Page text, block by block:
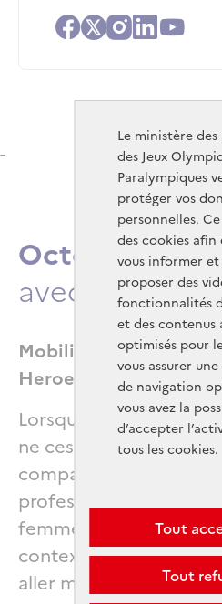
Le ministère
des Jeux
Paralympiques
protéger vos
personnelles.
des cookies afin
vous informer et
proposer des
fonctionnalités
et des contenus
optimisés pour
vous assurer
de navigation
vous avez la
d’accepter
tous les cookies.
Tout
Tout
Facebook
X Instagram
Linkedin
-
Titre
Octobre Rose
avec United
Texte riche
Mobilisez vos équipes
Heroes et RoseUp
Lorsque l’on est
ne cesse pas pour
compagne, une mère,
professionnelle, une
femme, tout
contexte, bouger peut
aller mieux.